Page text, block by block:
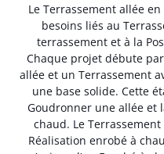
Le Terrassement allée
besoins liés au
terrassement et à la
Chaque projet débute
allée et un Terrassement
une base solide. Cette
Goudronner une allée et
chaud. Le
Réalisation enrobé à